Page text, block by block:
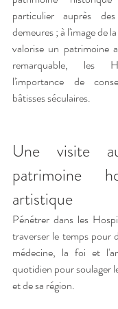
particulier auprès
demeures ; à l'image de la
valorise un patrimoine
remarquable, les
l'importance de
bâtisses séculaires.
Une visite
patrimoine
artistique
Pénétrer dans les
traverser le temps pour
médecine, la foi et
quotidien pour soulager
et de sa région.